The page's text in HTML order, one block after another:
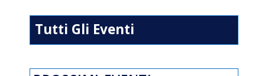
p
p
m o
k
di
Tutti Gli Eventi